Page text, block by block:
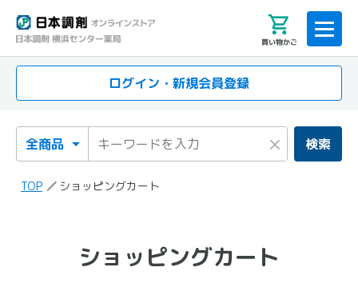
買い物かご
ログイン・新規会員登録
検索カテゴリ
検索キーワード × 検索
TOP ショッピングカート
ショッピングカートショッピングカート